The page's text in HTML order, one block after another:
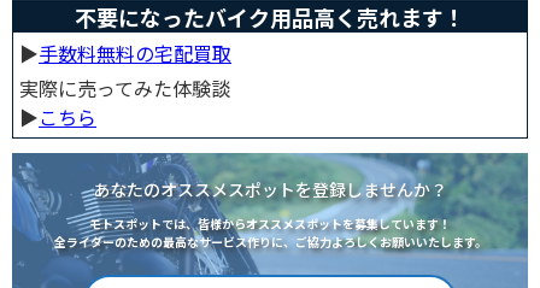
不要になったバイク用品高く売れます！
▶︎手数料無料の宅配買取
実際に売ってみた体験談
▶︎こちら
あなたのオススメスポットを登録しませんか？
モトスポットでは、皆様からオススメスポットを募集しています！
全ライダーのための最高なサービス作りに、ご協力よろしくお願いいたします。